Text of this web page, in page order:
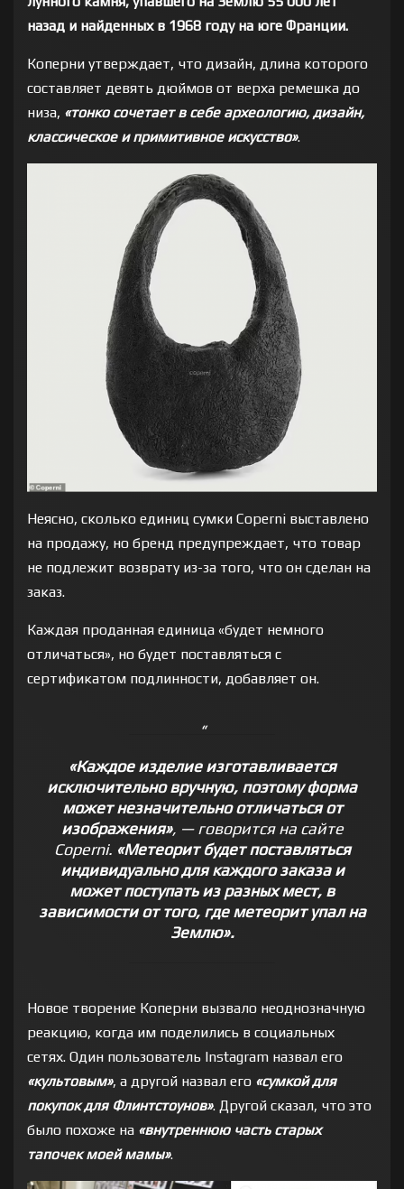
назад и найденных в 1968 году на юге Франции.
Коперни утверждает, что дизайн, длина которого
составляет девять дюймов от верха ремешка до
низа, «тонко сочетает в себе археологию, дизайн,
классическое и примитивное искусство».
Неясно, сколько единиц сумки Coperni выставлено
на продажу, но бренд предупреждает, что товар
не подлежит возврату из-за того, что он сделан на
заказ.
Каждая проданная единица «будет немного
отличаться», но будет поставляться с
сертификатом подлинности, добавляет он.
«Каждое изделие изготавливается
исключительно вручную, поэтому форма
может незначительно отличаться от
изображения», — говорится на сайте
Coperni. «Метеорит будет поставляться
индивидуально для каждого заказа и
может поступать из разных мест, в
зависимости от того, где метеорит упал на
Землю».
Новое творение Коперни вызвало неоднозначную
реакцию, когда им поделились в социальных
сетях. Один пользователь Instagram назвал его
«культовым», а другой назвал его «сумкой для
покупок для Флинтстоунов». Другой сказал, что это
было похоже на «внутреннюю часть старых
тапочек моей мамы».